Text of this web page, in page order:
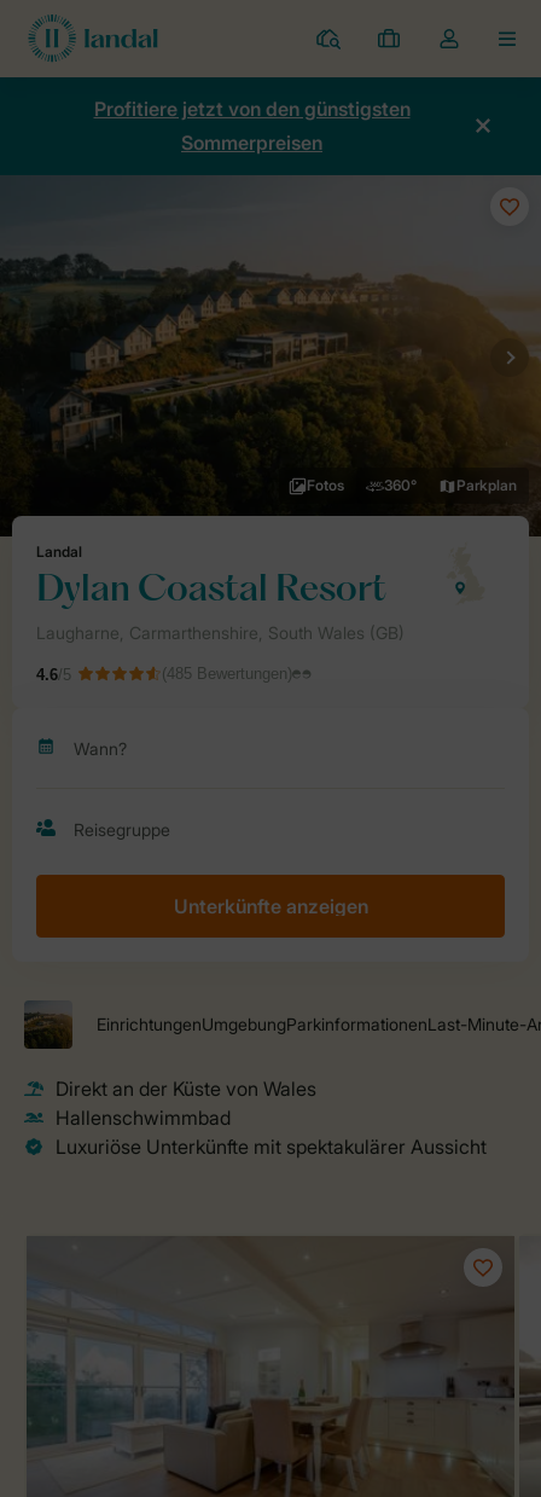
Ferienparks
Meine
Buchungen
Dropdown-
Menü
Kontos
Profitiere jetzt von den günstigsten
Sommerpreisen
Unterkünfte anzeigen